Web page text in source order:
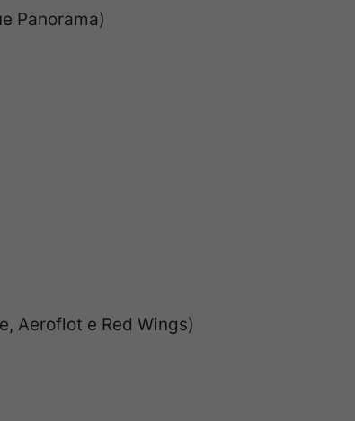
Panorama)
Aeroflot e Red Wings)